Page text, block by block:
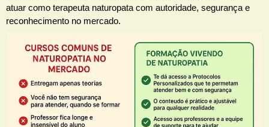
atuar como terapeuta naturopata com autoridade, segurança e
reconhecimento no mercado.